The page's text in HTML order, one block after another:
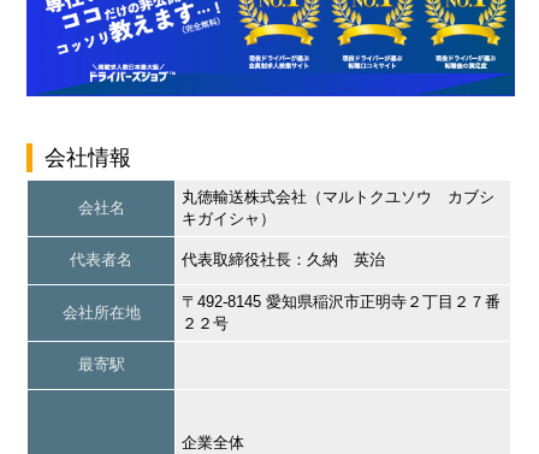
会社情報
会社名
丸徳輸送株式会社（マルトクユソウ カブシ
キガイシャ）
代表者名 代表取締役社長：久納 英治
会社所在地
〒492-8145 愛知県稲沢市正明寺２丁目２７番
２２号
最寄駅
企業全体